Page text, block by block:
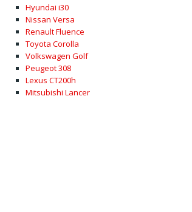
Hyundai i30
Nissan Versa
Renault Fluence
Toyota Corolla
Volkswagen Golf
Peugeot 308
Lexus CT200h
Mitsubishi Lancer